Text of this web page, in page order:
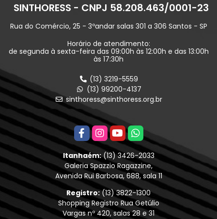
SINTHORESS - CNPJ 58.208.463/0001-23
Rua do Comércio, 25 - 3ºandar salas 301 a 306 Santos - SP
Horário de atendimento:
de segunda à sexta-feira das 09:00h às 12:00h e das 13:00h
às 17:30h
(13) 3219-5559
(13) 99200-4137
sinthoress@sinthoress.org.br
Itanhaém:(13) 3426-2033
Galeria Spazzio Ragazzine,
Avenida Rui Barbosa, 688, sala 11
Registro:(13) 3822-1300
Shopping Registro Rua Getúlio
Vargas nº 420, salas 28 e 31